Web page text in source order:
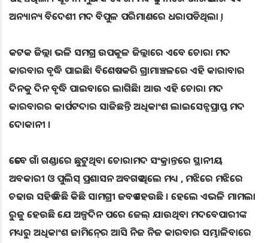
ଅନ୍ୟାନ୍ୟ ବିଦେଶୀ ମଦ ବିପୁଳ ପରିମାଣରେ ଧରାପଡିଥିଲା଼ ।
କଟକ ଜିଲ୍ଲା ଭଳି ସମଗ୍ର ଉପକୂଳ ଜିଲ୍ଲାରେ ଏବେ ଚୋରା ମଦ
କାରବାର ବୃଦ୍ଧି ପାଇଛି। ବିଶେଷକରି ଗ୍ରାମାଞ୍ଚଳରେ ଏହି କାରାବାର
ଦିନକୁ ଦିନ ବୃଦ୍ଧି ପାଇବାରେ ଲାଗିଛି। ଆଉ ଏହି ଚୋରା ମଦ
କାରବାରର କାର୍ପଟଦାର ସାଜିଛନ୍ତି ଅଧିକାଂଶ ଲାଇସେନ୍ସପ୍ରାପ୍ତ ମଦ
ଦୋକାନୀ ।
ତେବେ ଗାଁ ଗଣ୍ଡାରେ ଛୁଟୁଥିବା ଚୋରାମଦ ସଂକ୍ରାନ୍ତରେ ସ୍ଥାନୀୟ
ଅବକାରୀ ଓ ପୁଲିସ୍‍ ପ୍ରଶାସନ ଅବଗତ ଥିଲେ ମଧ୍ୟ , ମଝିରେ ମଝିରେ
ଚଢାଉ ସହିତ କିଛି କିଛି ସାମଗ୍ରୀ ଜବତ ହେଉଛି । ହେଲେ ଏଭଳି ମାମଲା
ରୁଜୁ ହେଉଛି ଯେ ଅଳ୍ପଦିନ ପରେ ଜେଲ୍‍ ଯାଉଥିବା ମଦବେପାରୀଙ୍କ
ମଧ୍ୟରୁ ଅଧିକାଂଶ ଜାମିନ୍‍ରେ ଆସି ନିଜ ନିଜ କାରବାର ସମ୍ଭାଳିବାରେ